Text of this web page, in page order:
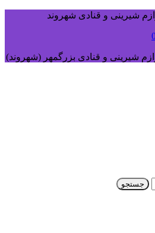
شیرینی و قنادی شهروند
شیرینی و قنادی بزرگمهر (شهروند)
جستجو